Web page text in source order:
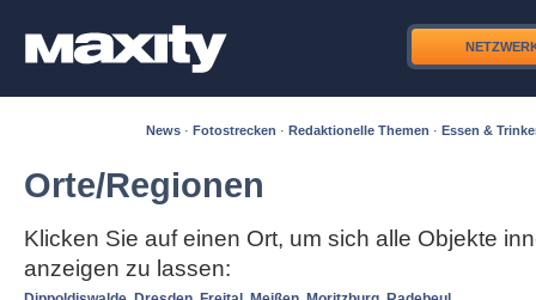
News · Fotostrecken · Redaktionelle Themen · Essen &
Orte/Regionen
Klicken Sie auf einen Ort, um sich alle Objekte
anzeigen zu lassen: